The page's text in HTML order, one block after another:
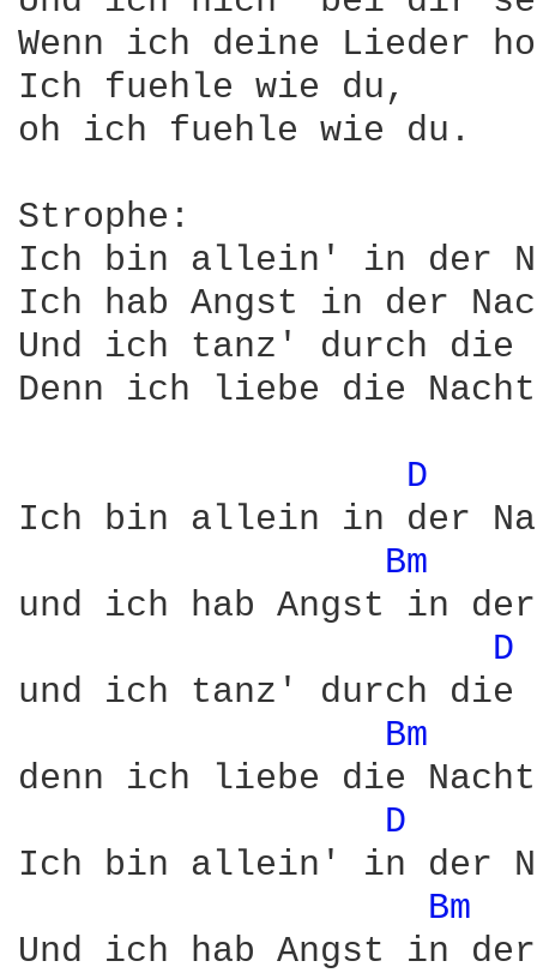
Wenn ich deine Lieder
Ich fuehle wie du,
oh ich fuehle wie du.
Strophe:
Ich bin allein' in der
Ich hab Angst in der
Und ich tanz' durch die
Denn ich liebe die
D
Ich bin allein in der
Bm
und ich hab Angst in
D
und ich tanz' durch die
Bm
denn ich liebe die
D
Ich bin allein' in der
Bm
Und ich hab Angst in